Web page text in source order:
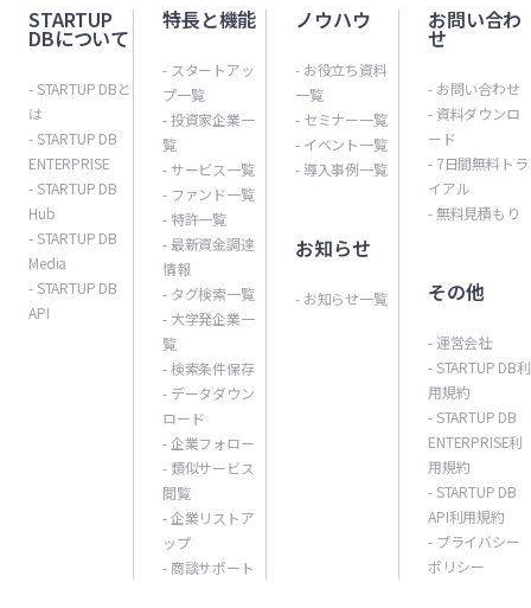
STARTUP
DBについて
- STARTUP DBと
は
- STARTUP DB
ENTERPRISE
- STARTUP DB
Hub
- STARTUP DB
Media
- STARTUP DB
API
特長と機能
- スタートアッ
プ一覧
- 投資家企業一
覧
- サービス一覧
- ファンド一覧
- 特許一覧
- 最新資金調達
情報
- タグ検索一覧
- 大学発企業一
覧
- 検索条件保存
- データダウン
ロード
- 企業フォロー
- 類似サービス
閲覧
- 企業リストア
ップ
- 商談サポート
ノウハウ
- お役立ち資料
一覧
- セミナー一覧
- イベント一覧
- 導入事例一覧
お知らせ
- お知らせ一覧
お問い合わ
せ
- お問い合わせ
- 資料ダウンロ
ード
- 7日間無料トラ
イアル
- 無料見積もり
その他
- 運営会社
- STARTUP DB利
用規約
- STARTUP DB
ENTERPRISE利
用規約
- STARTUP DB
API利用規約
- プライバシー
ポリシー